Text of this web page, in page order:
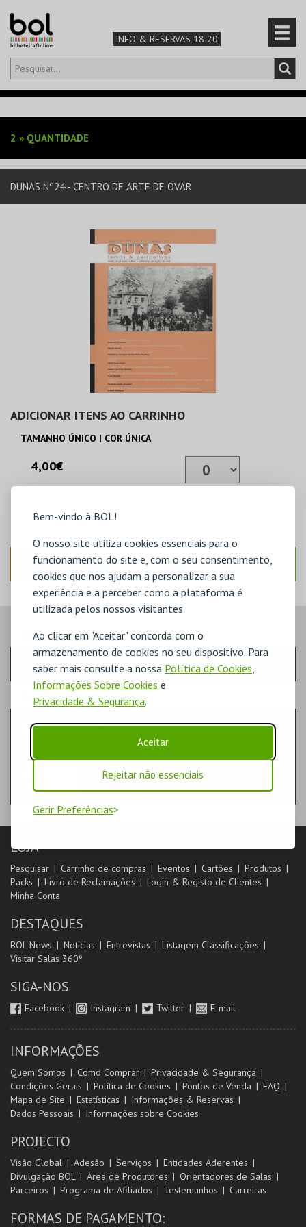
Bem-vindo à BOL!
O nosso site utiliza cookies essenciais para o
funcionamento do site e, com o seu consentimento,
cookies que nos ajudam a personalizar a sua
experiência e a perceber como a plataforma é
utilizada pelos nossos visitantes.
Ao clicar em "Aceitar" concorda com o
armazenamento de cookies no seu dispositivo. Para
saber mais consulte a nossa Política de Cookies,
Informações Sobre Cookies e
Privacidade & Segurança.
Aceitar
Rejeitar não essenciais
Gerir Preferências
INFO & RESERVAS 18 20
Olá,iniciar sessão
TEATRO & ARTE
MÚSICA & FESTIVAIS
DESPORTO & AVENTURA
2 » QUANTIDADE
DUNAS Nº24 - CENTRO DE ARTE DE OVAR
ADICIONAR ITENS AO CARRINHO
TAMANHO ÚNICO | COR ÚNICA
4,00€
ADICIONAR
ANTERIOR SEGUINTE
PASSO- QUANTIDADE
Escolha a quantidade e os produtos desejados
PASSO- PRODUTO
DUNAS Nº24
CENTRO DE ARTE DE OVAR
LOJA
Pesquisar Carrinho de compras Eventos Cartões
Produtos
Packs
Livro de Reclamações
Login & Registo de Clientes
Minha Conta
DESTAQUES
BOL News Noticias Entrevistas
Listagem Classificações
Visitar Salas 360º
SIGA-NOS
Facebook Instagram Twitter E-mail
INFORMAÇÕES
Quem Somos Como Comprar
Privacidade & Segurança
Condições Gerais
Política de Cookies Pontos de Venda
FAQ
Mapa de Site
Estatísticas
Informações & Reservas
Dados Pessoais
Informações sobre Cookies
PROJECTO
Visão Global Adesão Serviços
Entidades Aderentes
Divulgação BOL
Área de Produtores
Orientadores de Salas
Parceiros
Programa de Afiliados Testemunhos Carreiras
FORMAS DE PAGAMENTO: